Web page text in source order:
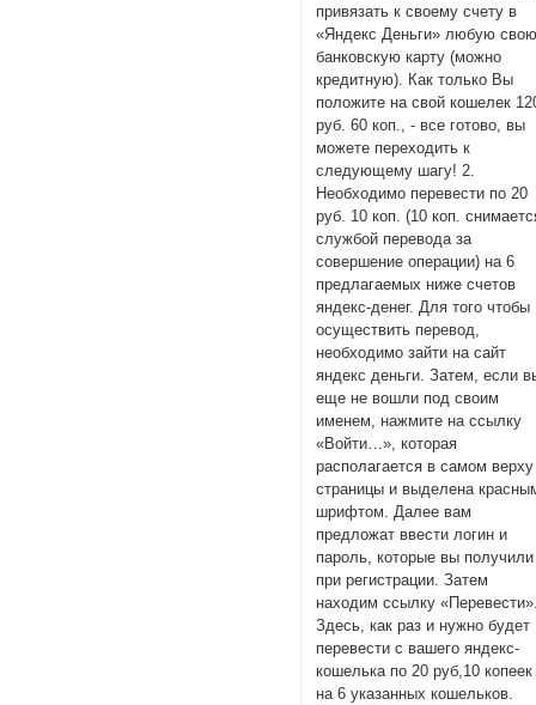
привязать к своему счету в
«Яндекс Деньги» любую
банковскую карту (можно
кредитную). Как только Вы
положите на свой кошелек
руб. 60 коп., - все готово, вы
можете переходить к
следующему шагу! 2.
Необходимо перевести по 20
руб. 10 коп. (10 коп.
службой перевода за
совершение операции) на 6
предлагаемых ниже счетов
яндекс-денег. Для того чтобы
осуществить перевод,
необходимо зайти на сайт
яндекс деньги. Затем, если
еще не вошли под своим
именем, нажмите на ссылку
«Войти…», которая
располагается в самом верху
страницы и выделена
шрифтом. Далее вам
предложат ввести логин и
пароль, которые вы получили
при регистрации. Затем
находим ссылку
Здесь, как раз и нужно будет
перевести с вашего яндекс-
кошелька по 20 руб,10 копеек
на 6 указанных кошельков.